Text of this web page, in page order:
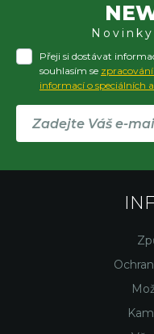
Přeji si dostávat
souhlasím se
informací o speciálních